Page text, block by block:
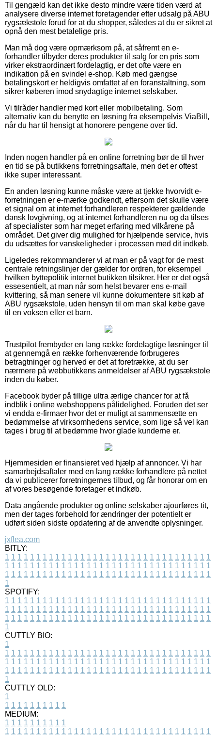
Til gengæld kan det ikke desto mindre være tiden værd at
analysere diverse internet foretagender efter udsalg på ABU
rygsækstole forud for at du shopper, således at du er sikret at
opnå den mest betalelige pris.
Man må dog være opmærksom på, at såfremt en e-
forhandler tilbyder deres produkter til salg for en pris som
virker ekstraordinært fordelagtig, er det ofte være en
indikation på en svindel e-shop. Køb med gængse
betalingskort er heldigvis omfattet af en foranstaltning, som
sikrer køberen imod snydagtige internet selskaber.
Vi tilråder handler med kort eller mobilbetaling. Som
alternativ kan du benytte en løsning fra eksempelvis ViaBill,
når du har til hensigt at honorere pengene over tid.
Inden nogen handler på en online forretning bør de til hver
en tid se på butikkens forretningsaftale, men det er oftest
ikke super interessant.
En anden løsning kunne måske være at tjekke hvorvidt e-
forretningen er e-mærke godkendt, eftersom det skulle være
et signal om at internet forhandleren respekterer gældende
dansk lovgivning, og at internet forhandleren nu og da tilses
af specialister som har meget erfaring med vilkårene på
området. Det giver dig mulighed for hjælpende service, hvis
du udsættes for vanskeligheder i processen med dit indkøb.
Ligeledes rekommanderer vi at man er på vagt for de mest
centrale retningslinjer der gælder for ordren, for eksempel
hvilken byttepolitik internet butikken tilsikrer. Her er det også
essesentielt, at man når som helst bevarer ens e-mail
kvittering, så man senere vil kunne dokumentere sit køb af
ABU rygsækstole, uden hensyn til om man skal købe gave
til en voksen eller et barn.
Trustpilot frembyder en lang række fordelagtige løsninger til
at gennemgå en række forhenværende forbrugeres
betragtninger og herved er det at foretrække, at du ser
nærmere på webbutikkens anmeldelser af ABU rygsækstole
inden du køber.
Facebook byder på tillige ultra ærlige chancer for at få
indblik i online webshoppens pålidelighed. Foruden det ser
vi endda e-firmaer hvor det er muligt at sammensætte en
bedømmelse af virksomhedens service, som lige så vel kan
tages i brug til at bedømme hvor glade kunderne er.
Hjemmesiden er finansieret ved hjælp af annoncer. Vi har
samarbejdsaftaler med en lang række forhandlere på nettet
da vi publicerer forretningernes tilbud, og får honorar om en
af vores besøgende foretager et indkøb.
Data angående produkter og online selskaber ajourføres tit,
men der tages forbehold for ændringer der potentielt er
udført siden sidste opdatering af de anvendte oplysninger.
jxflea.com
BITLY:
1 1 1 1 1 1 1 1 1 1 1 1 1 1 1 1 1 1 1 1 1 1 1 1 1 1 1 1 1 1 1 1 1
1 1 1 1 1 1 1 1 1 1 1 1 1 1 1 1 1 1 1 1 1 1 1 1 1 1 1 1 1 1 1 1 1
1 1 1 1 1 1 1 1 1 1 1 1 1 1 1 1 1 1 1 1 1 1 1 1 1 1 1 1 1 1 1 1 1
1
SPOTIFY:
1 1 1 1 1 1 1 1 1 1 1 1 1 1 1 1 1 1 1 1 1 1 1 1 1 1 1 1 1 1 1 1 1
1 1 1 1 1 1 1 1 1 1 1 1 1 1 1 1 1 1 1 1 1 1 1 1 1 1 1 1 1 1 1 1 1
1 1 1 1 1 1 1 1 1 1 1 1 1 1 1 1 1 1 1 1 1 1 1 1 1 1 1 1 1 1 1 1 1
1
CUTTLY BIO:
1
1 1 1 1 1 1 1 1 1 1 1 1 1 1 1 1 1 1 1 1 1 1 1 1 1 1 1 1 1 1 1 1 1
1 1 1 1 1 1 1 1 1 1 1 1 1 1 1 1 1 1 1 1 1 1 1 1 1 1 1 1 1 1 1 1 1
1 1 1 1 1 1 1 1 1 1 1 1 1 1 1 1 1 1 1 1 1 1 1 1 1 1 1 1 1 1 1 1 1
1
CUTTLY OLD:
1
1 1 1 1 1 1 1 1 1 1
MEDIUM:
1 1 1 1 1 1 1 1 1 1
1 1 1 1 1 1 1 1 1 1 1 1 1 1 1 1 1 1 1 1 1 1 1 1 1 1 1 1 1 1 1 1 1